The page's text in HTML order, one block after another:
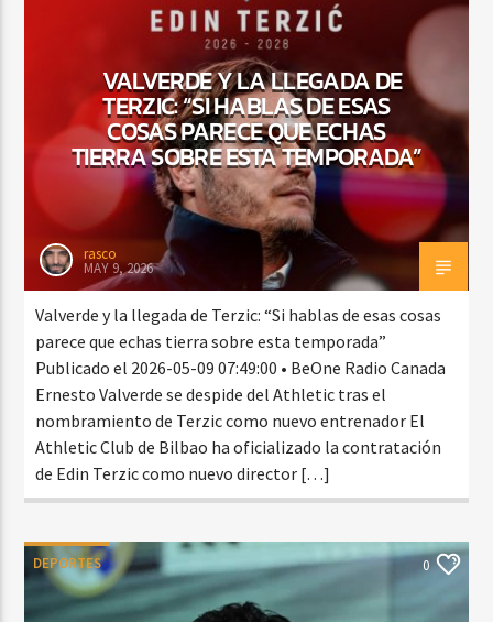
VALVERDE Y LA LLEGADA DE
TERZIC: “SI HABLAS DE ESAS
COSAS PARECE QUE ECHAS
TIERRA SOBRE ESTA TEMPORADA”
rasco
MAY 9, 2026
Valverde y la llegada de Terzic: “Si hablas de esas cosas
parece que echas tierra sobre esta temporada”
Publicado el 2026-05-09 07:49:00 • BeOne Radio Canada
Ernesto Valverde se despide del Athletic tras el
nombramiento de Terzic como nuevo entrenador El
Athletic Club de Bilbao ha oficializado la contratación
de Edin Terzic como nuevo director […]
DEPORTES 0